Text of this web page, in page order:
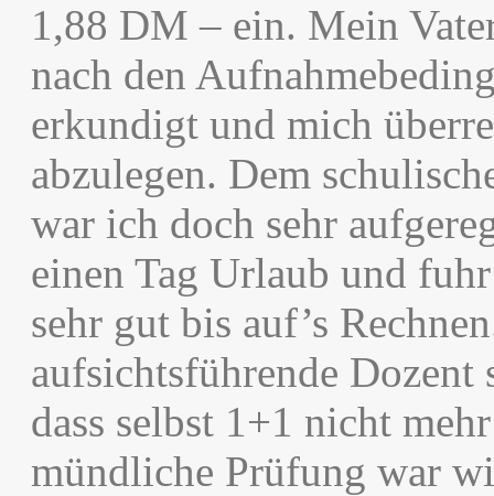
1,88 DM – ein. Mein
nach den
erkundigt und mich
abzulegen. Dem
war ich doch sehr
einen Tag Urlaub und
sehr gut bis auf’s
aufsichtsführende Dozent
dass selbst 1+1 nicht
mündliche Prüfung war